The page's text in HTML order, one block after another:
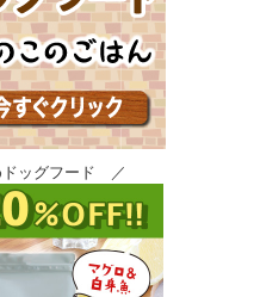
ッグフード ／